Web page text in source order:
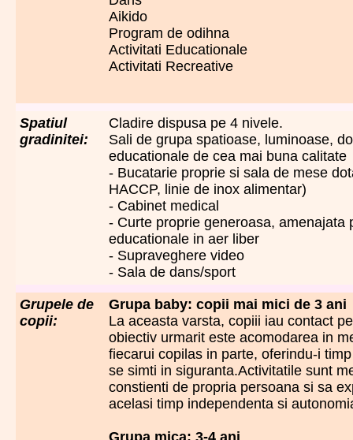
Aikido
Program de odihna
Activitati Educationale
Activitati Recreative
Spatiul
gradinitei:
Cladire dispusa pe 4 nivele.
Sali de grupa spatioase, luminoase,
educationale de cea mai buna calitate
- Bucatarie proprie si sala de mese
HACCP, linie de inox alimentar)
- Cabinet medical
- Curte proprie generoasa,
educationale in aer liber
- Supraveghere video
- Sala de dans/sport
Grupele de
copii:
Grupa baby: copii mai mici de 3 ani
La aceasta varsta, copiii iau contact
obiectiv urmarit este acomodarea in
fiecarui copilas in parte, oferindu-i
se simti in siguranta.Activitatile sunt
constienti de propria persoana si sa
acelasi timp independenta si
Grupa mica: 3-4 ani